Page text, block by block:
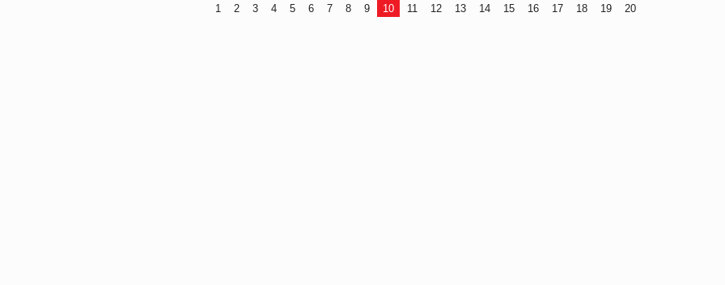
1 2 3 4 5 6 7 8 9 10 11 12 13 14 15 16 17 18 19 20